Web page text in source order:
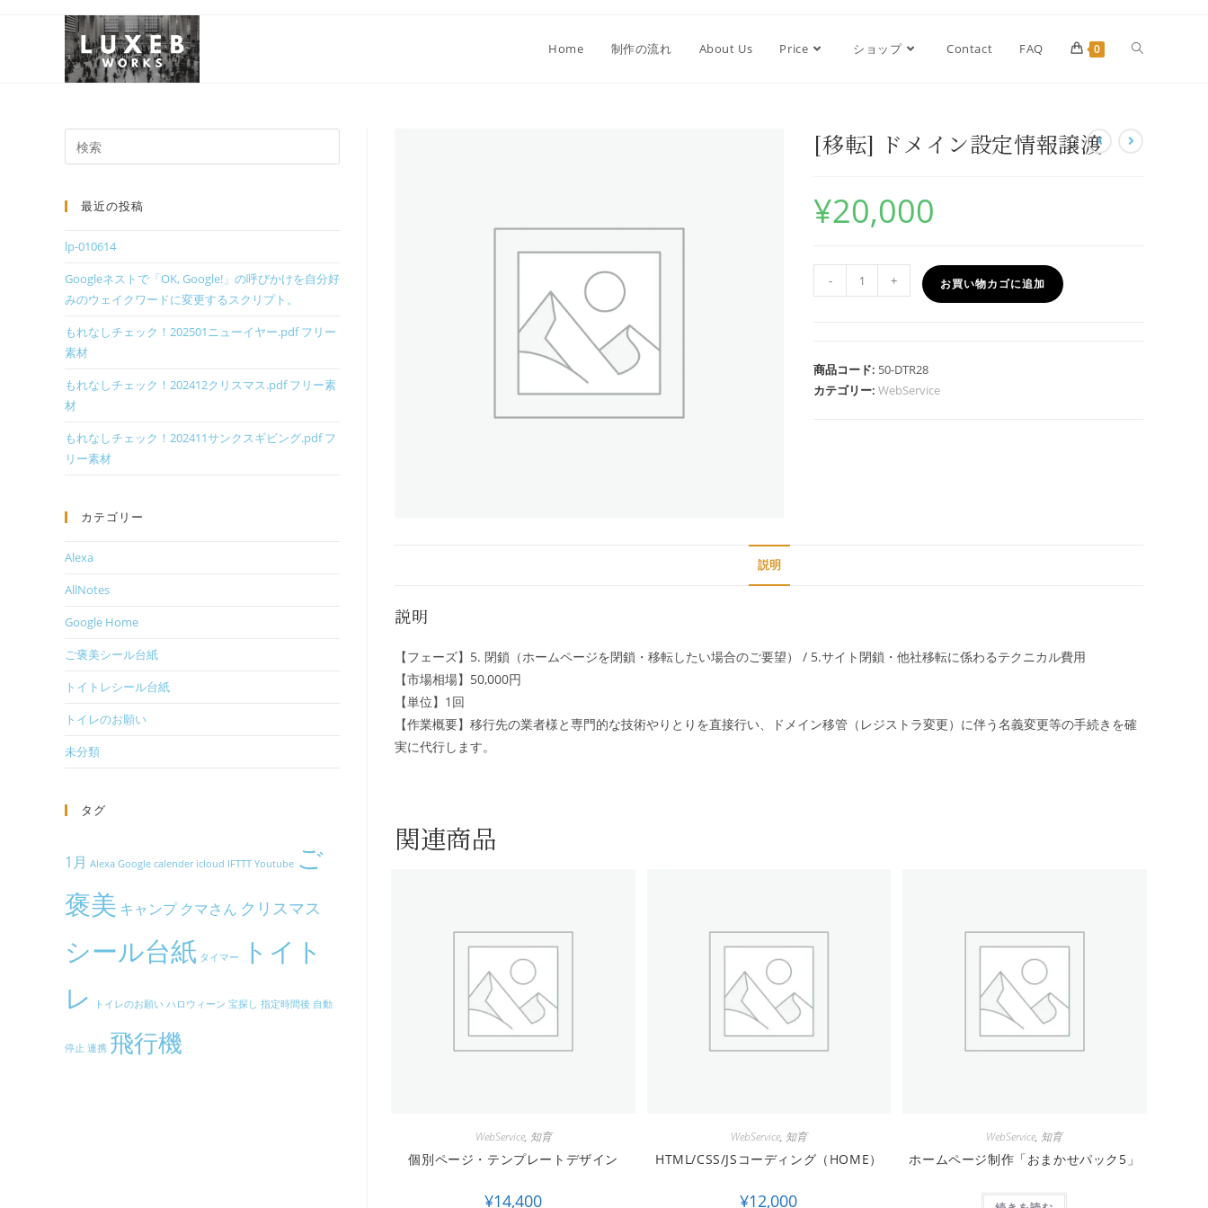
Home 制作の流れ About Us Price ショップ Contact FAQ 0
[移転] ドメイン設定情報譲渡
¥20,000
- + お買い物カゴに追加
商品コード: 50-DTR28
カテゴリー:WebService
説明
説明
【フェーズ】5. 閉鎖（ホームページを閉鎖・移転したい場合のご要望） / 5.サイト閉鎖・他社移転に係わるテクニカル費用
【市場相場】50,000円
【単位】1回
【作業概要】移行先の業者様と専門的な技術やりとりを直接行い、ドメイン移管（レジストラ変更）に伴う名義変更等の手続きを確
実に代行します。
関連商品
WebService, 知育
個別ページ・テンプレートデザイン
¥14,400
WebService, 知育
HTML/CSS/JSコーディング（HOME）
¥12,000
WebService, 知育
ホームページ制作「おまかせパック5」
最近の投稿
lp-010614
Googleネストで「OK, Google!」の呼びかけを自分好
みのウェイクワードに変更するスクリプト。
もれなしチェック！202501ニューイヤー.pdf フリー
素材
もれなしチェック！202412クリスマス.pdf フリー素
材
もれなしチェック！202411サンクスギビング.pdf フ
リー素材
カテゴリー
Alexa
AllNotes
Google Home
ご褒美シール台紙
トイトレシール台紙
トイレのお願い
未分類
タグ
1月 Alexa Google calender icloud IFTTT Youtube ご
褒美 キャンプ クマさん クリスマス
シール台紙 タイマー
トイト
レ
トイレのお願い ハロウィーン 宝探し 指定時間後 自動
停止 連携 飛行機